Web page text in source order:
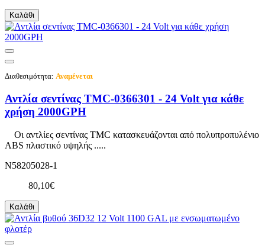
Καλάθι
Διαθεσιμότητα: Αναμένεται
Αντλία σεντίνας TMC-0366301 - 24 Volt για κάθε
χρήση 2000GPH
Οι αντλίες σεντίνας TMC κατασκευάζονται από πολυπροπυλένιο
ABS πλαστικό υψηλής .....
N58205028-1
80,10€
Καλάθι